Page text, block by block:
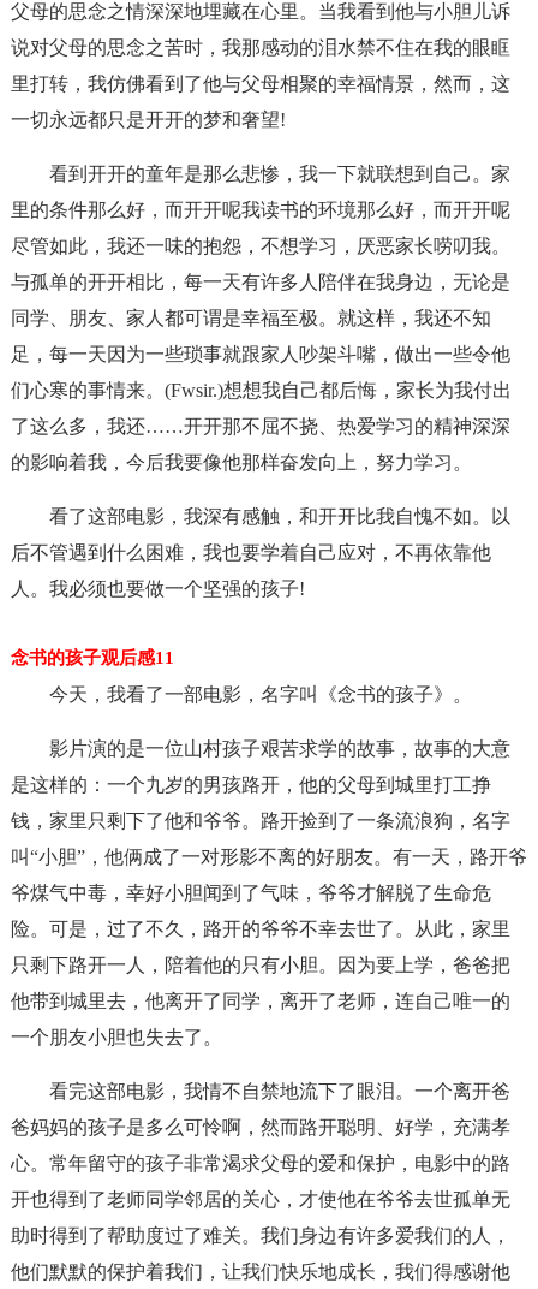
父母的思念之情深深地埋藏在心里。当我看到他与小胆儿诉
说对父母的思念之苦时，我那感动的泪水禁不住在我的眼眶
里打转，我仿佛看到了他与父母相聚的幸福情景，然而，这
一切永远都只是开开的梦和奢望!
看到开开的童年是那么悲惨，我一下就联想到自己。家
里的条件那么好，而开开呢我读书的环境那么好，而开开呢
尽管如此，我还一味的抱怨，不想学习，厌恶家长唠叨我。
与孤单的开开相比，每一天有许多人陪伴在我身边，无论是
同学、朋友、家人都可谓是幸福至极。就这样，我还不知
足，每一天因为一些琐事就跟家人吵架斗嘴，做出一些令他
们心寒的事情来。(Fwsir.)想想我自己都后悔，家长为我付出
了这么多，我还……开开那不屈不挠、热爱学习的精神深深
的影响着我，今后我要像他那样奋发向上，努力学习。
看了这部电影，我深有感触，和开开比我自愧不如。以
后不管遇到什么困难，我也要学着自己应对，不再依靠他
人。我必须也要做一个坚强的孩子!
念书的孩子观后感11
今天，我看了一部电影，名字叫《念书的孩子》。
影片演的是一位山村孩子艰苦求学的故事，故事的大意
是这样的：一个九岁的男孩路开，他的父母到城里打工挣
钱，家里只剩下了他和爷爷。路开捡到了一条流浪狗，名字
叫“小胆”，他俩成了一对形影不离的好朋友。有一天，路开爷
爷煤气中毒，幸好小胆闻到了气味，爷爷才解脱了生命危
险。可是，过了不久，路开的爷爷不幸去世了。从此，家里
只剩下路开一人，陪着他的只有小胆。因为要上学，爸爸把
他带到城里去，他离开了同学，离开了老师，连自己唯一的
一个朋友小胆也失去了。
看完这部电影，我情不自禁地流下了眼泪。一个离开爸
爸妈妈的孩子是多么可怜啊，然而路开聪明、好学，充满孝
心。常年留守的孩子非常渴求父母的爱和保护，电影中的路
开也得到了老师同学邻居的关心，才使他在爷爷去世孤单无
助时得到了帮助度过了难关。我们身边有许多爱我们的人，
他们默默的保护着我们，让我们快乐地成长，我们得感谢他